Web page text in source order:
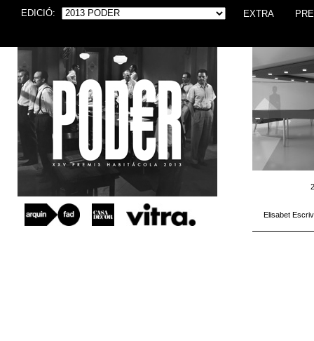
EDICIÓ: EXTRA
Elisabet